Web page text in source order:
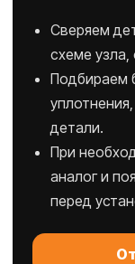
Сверяем
схеме
Подбираем
детали.
При
аналог и
перед